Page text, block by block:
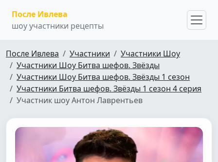
После Ивлева
шоу участники рецепты
После Ивлева Участники
Участники Шоу
Участники Шоу Битва шефов. Звёзды
Участники Шоу Битва шефов. Звёзды 1 сезон
Участники Битва шефов. Звёзды 1 сезон 4 серия
Участник шоу Антон Лаврентьев